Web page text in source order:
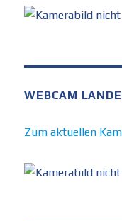
WEBCAM
Zum aktuellen